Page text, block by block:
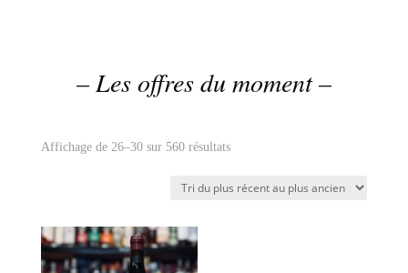
– Les offres du moment –
Affichage de 26–30 sur 560 résultatsTrié